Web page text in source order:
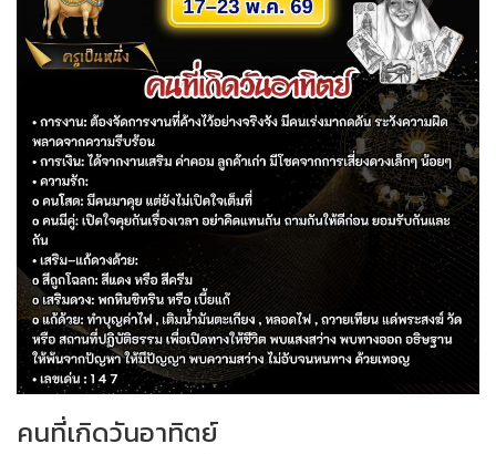
คนที่เกิดวันอาทิตย์